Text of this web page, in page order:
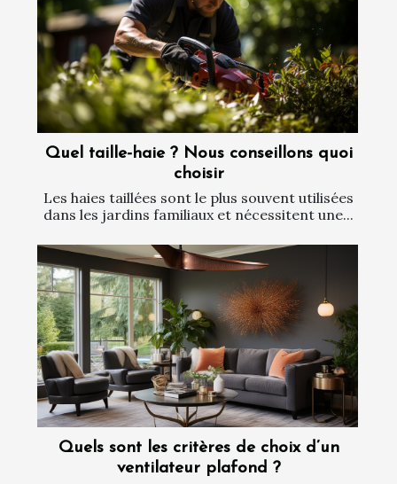
Quel taille-haie ? Nous conseillons quoi
choisir
Les haies taillées sont le plus souvent utilisées
dans les jardins familiaux et nécessitent une...
Quels sont les critères de choix d’un
ventilateur plafond ?